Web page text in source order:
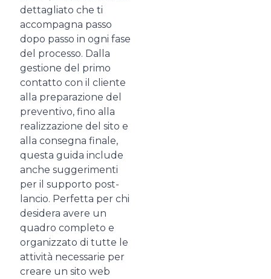
dettagliato che ti
accompagna passo
dopo passo in ogni fase
del processo. Dalla
gestione del primo
contatto con il cliente
alla preparazione del
preventivo, fino alla
realizzazione del sito e
alla consegna finale,
questa guida include
anche suggerimenti
per il supporto post-
lancio. Perfetta per chi
desidera avere un
quadro completo e
organizzato di tutte le
attività necessarie per
creare un sito web